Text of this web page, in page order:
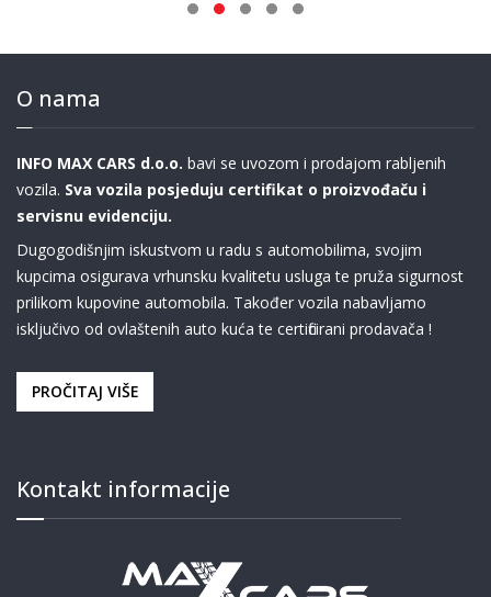
O nama
INFO MAX CARS d.o.o. bavi se uvozom i prodajom rabljenih
vozila. Sva vozila posjeduju certifikat o proizvođaču i
servisnu evidenciju.
Dugogodišnjim iskustvom u radu s automobilima, svojim
kupcima osigurava vrhunsku kvalitetu usluga te pruža sigurnost
prilikom kupovine automobila. Također vozila nabavljamo
isključivo od ovlaštenih auto kuća te certificirani prodavača !
PROČITAJ VIŠE
Kontakt informacije